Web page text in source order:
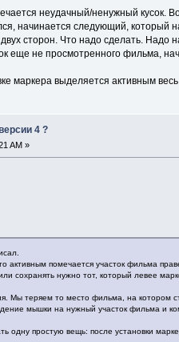
неудачный/ненужный кусок.
начинается следующий, который
сторон. Что надо сделать.
еще не просмотренного фильма,
маркера выделяется активным
4 ?
AM »
активным помечается участок фильма
сохранять нужно тот, который левее
Мы теряем то место фильма, на котором
мышки на нужный участок фильма и
одну простую вещь: после установки